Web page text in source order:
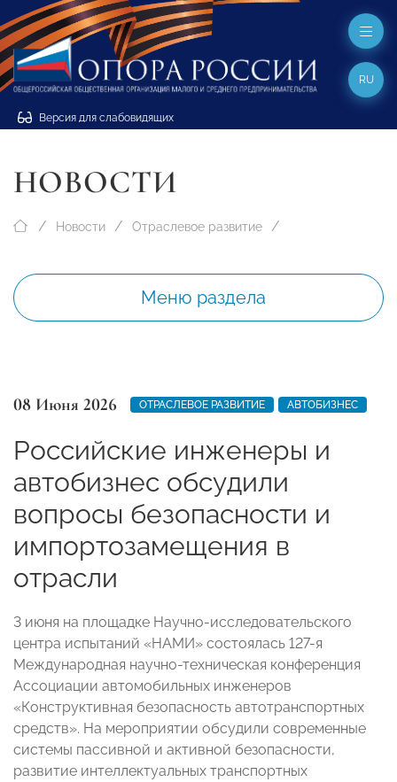
Версия для слабовидящих
RU
НОВОСТИ
Новости Отраслевое развитие
Меню раздела
08 Июня 2026 ОТРАСЛЕВОЕ РАЗВИТИЕ АВТОБИЗНЕС
Российские инженеры и
автобизнес обсудили
вопросы безопасности и
импортозамещения в
отрасли
3 июня на площадке Научно-исследовательского
центра испытаний «НАМИ» состоялась 127-я
Международная научно-техническая конференция
Ассоциации автомобильных инженеров
«Конструктивная безопасность автотранспортных
средств». На мероприятии обсудили современные
системы пассивной и активной безопасности,
развитие интеллектуальных транспортных